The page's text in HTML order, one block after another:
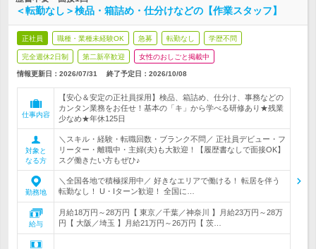
＜転勤なし＞検品・箱詰め・仕分けなどの【作業スタッフ】
正社員 職種・業種未経験OK 急募 転勤なし 学歴不問
完全週休2日制 第二新卒歓迎 女性のおしごと掲載中
情報更新日：2026/07/31 終了予定日： 2026/10/08
仕事内容
【安心＆安定の正社員採用】検品、箱詰め、仕分け、事務などの
カンタン業務をお任せ！基本の「キ」から学べる研修あり★残業
少なめ★年休125日
対象と
なる方
＼スキル・経験・転職回数・ブランク不問／ 正社員デビュー・フ
リーター・離職中・主婦(夫)も大歓迎！【履歴書なしで面接OK】
スグ働きたい方もぜひ♪
勤務地
＼全国各地で積極採用中／ 好きなエリアで働ける！ 転居を伴う
転勤なし！ U・Iターン歓迎！ 全国に…
給与
月給18万円～28万円【 東京／千葉／神奈川 】月給23万円～28万
円【 大阪／埼玉 】月給21万円～26万円【 茨…